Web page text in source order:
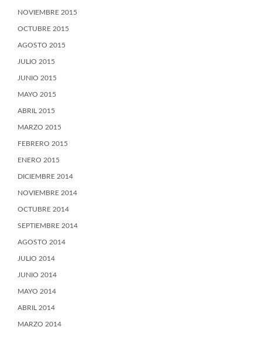
NOVIEMBRE 2015
OCTUBRE 2015
AGOSTO 2015
JULIO 2015
JUNIO 2015
MAYO 2015
ABRIL 2015
MARZO 2015
FEBRERO 2015
ENERO 2015
DICIEMBRE 2014
NOVIEMBRE 2014
OCTUBRE 2014
SEPTIEMBRE 2014
AGOSTO 2014
JULIO 2014
JUNIO 2014
MAYO 2014
ABRIL 2014
MARZO 2014